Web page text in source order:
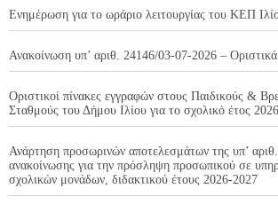
Ενημέρωση για το ωράριο λειτουργίας του ΚΕΠ
Ανακοίνωση υπ’ αριθ. 24146/03-07-2026 –
Οριστικοί πίνακες εγγραφών στους Παιδικούς &
Σταθμούς του Δήμου Ιλίου για το σχολικό έτος
Ανάρτηση προσωρινών αποτελεσμάτων της υπ’
ανακοίνωσης για την πρόσληψη προσωπικού σε
σχολικών μονάδων, διδακτικού έτους 2026-2027